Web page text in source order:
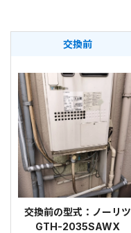
交換前
交換前の型式：ノーリツ
GTH-2035SAWX